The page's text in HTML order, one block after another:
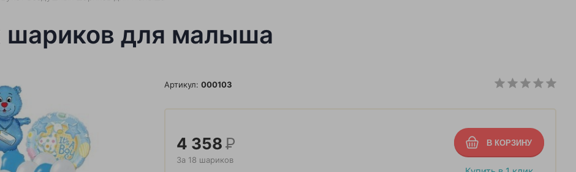
шариков для малыша
Артикул: 000103
4 358Р
За 18 шариков